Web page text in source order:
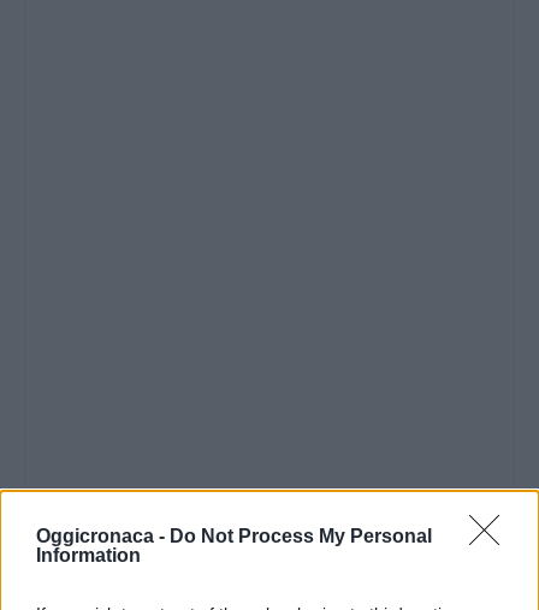
Oggicronaca - Do Not Process My Personal
Information